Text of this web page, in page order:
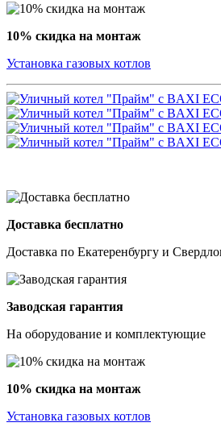
10% скидка на монтаж
Установка газовых котлов
Доставка бесплатно
Доставка по Екатеренбургу и
Заводская гарантия
На оборудование и комплектующие
10% скидка на монтаж
Установка газовых котлов